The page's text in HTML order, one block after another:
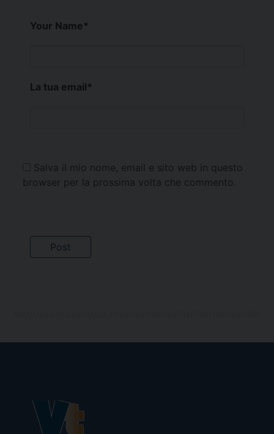
Your Name*
La tua email*
Salva il mio nome, email e sito web in questo
browser per la prossima volta che commento.